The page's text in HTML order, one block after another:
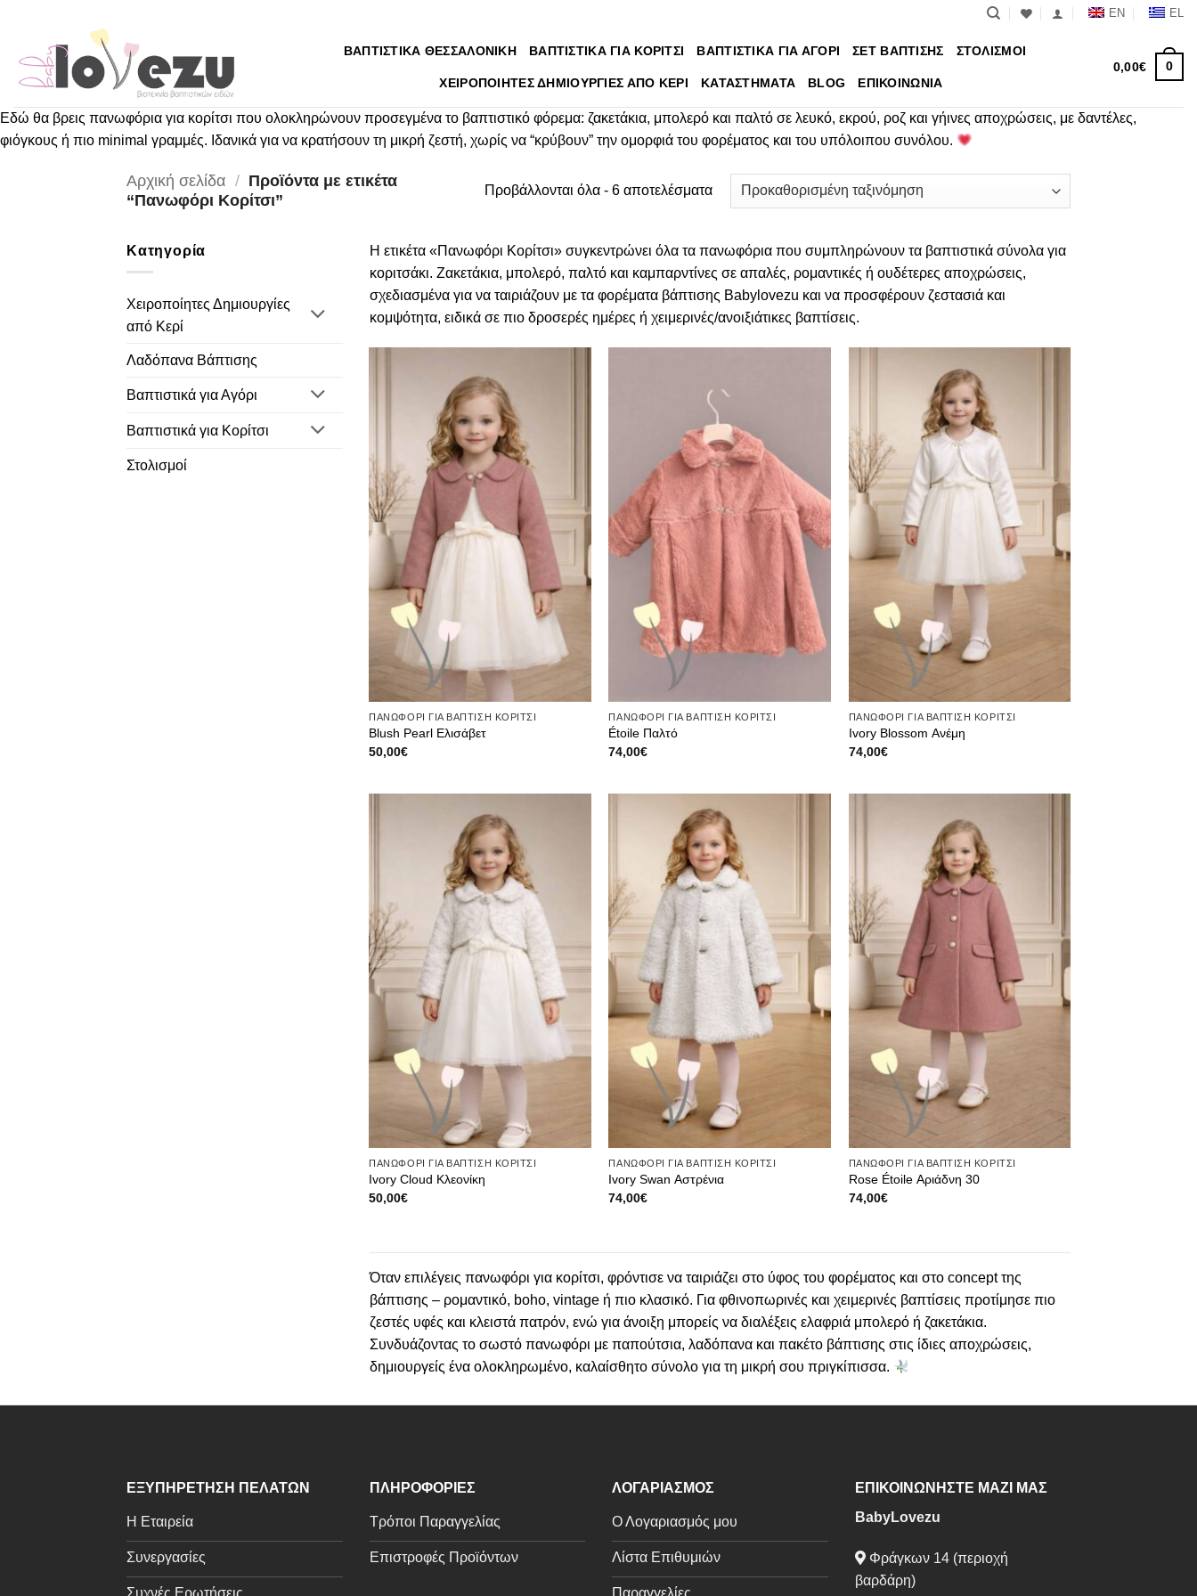
περιεχόμενο
EN EL
ΒΑΠΤΙΣΤΙΚΑ ΘΕΣΣΑΛΟΝΙΚΗ ΒΑΠΤΙΣΤΙΚΑ ΓΙΑ ΚΟΡΙΤΣΙ ΒΑΠΤΙΣΤΙΚΑ ΓΙΑ ΑΓΟΡΙ ΣΕΤ ΒΑΠΤΙΣΗΣ ΣΤΟΛΙΣΜΟΙ
ΧΕΙΡΟΠΟΙΗΤΕΣ ΔΗΜΙΟΥΡΓΙΕΣ ΑΠΟ ΚΕΡΙ ΚΑΤΑΣΤΗΜΑΤΑ BLOG ΕΠΙΚΟΙΝΩΝΙΑ
0,00€ 0
Εδώ θα βρεις πανωφόρια για κορίτσι που ολοκληρώνουν προσεγμένα το βαπτιστικό φόρεμα: ζακετάκια, μπολερό και παλτό σε λευκό, εκρού, ροζ και γήινες αποχρώσεις, με δαντέλες,
φιόγκους ή πιο minimal γραμμές. Ιδανικά για να κρατήσουν τη μικρή ζεστή, χωρίς να “κρύβουν” την ομορφιά του φορέματος και του υπόλοιπου συνόλου.
Αρχική σελίδα / Προϊόντα με ετικέτα
“Πανωφόρι Κορίτσι”
Προβάλλονται όλα - 6 αποτελέσματα
Κατηγορία
Χειροποίητες Δημιουργίες
από Κερί
Λαδόπανα Βάπτισης
Βαπτιστικά για Αγόρι
Βαπτιστικά για Κορίτσι
Στολισμοί
Η ετικέτα «Πανωφόρι Κορίτσι» συγκεντρώνει όλα τα πανωφόρια που συμπληρώνουν τα βαπτιστικά σύνολα για
κοριτσάκι. Ζακετάκια, μπολερό, παλτό και καμπαρντίνες σε απαλές, ρομαντικές ή ουδέτερες αποχρώσεις,
σχεδιασμένα για να ταιριάζουν με τα φορέματα βάπτισης Babylovezu και να προσφέρουν ζεστασιά και
κομψότητα, ειδικά σε πιο δροσερές ημέρες ή χειμερινές/ανοιξιάτικες βαπτίσεις.
ΠΑΝΩΦΟΡΙ ΓΙΑ ΒΑΠΤΙΣΗ ΚΟΡΙΤΣΙ
Blush Pearl Ελισάβετ
50,00€
ΠΑΝΩΦΟΡΙ ΓΙΑ ΒΑΠΤΙΣΗ ΚΟΡΙΤΣΙ
Étoile Παλτό
74,00€
ΠΑΝΩΦΟΡΙ ΓΙΑ ΒΑΠΤΙΣΗ ΚΟΡΙΤΣΙ
Ivory Blossom Ανέμη
74,00€
ΠΑΝΩΦΟΡΙ ΓΙΑ ΒΑΠΤΙΣΗ ΚΟΡΙΤΣΙ
Ivory Cloud Κλεονίκη
50,00€
ΠΑΝΩΦΟΡΙ ΓΙΑ ΒΑΠΤΙΣΗ ΚΟΡΙΤΣΙ
Ivory Swan Αστρένια
74,00€
ΠΑΝΩΦΟΡΙ ΓΙΑ ΒΑΠΤΙΣΗ ΚΟΡΙΤΣΙ
Rose Étoile Αριάδνη 30
74,00€
Όταν επιλέγεις πανωφόρι για κορίτσι, φρόντισε να ταιριάζει στο ύφος του φορέματος και στο concept της
βάπτισης – ρομαντικό, boho, vintage ή πιο κλασικό. Για φθινοπωρινές και χειμερινές βαπτίσεις προτίμησε πιο
ζεστές υφές και κλειστά πατρόν, ενώ για άνοιξη μπορείς να διαλέξεις ελαφριά μπολερό ή ζακετάκια.
Συνδυάζοντας το σωστό πανωφόρι με παπούτσια, λαδόπανα και πακέτο βάπτισης στις ίδιες αποχρώσεις,
δημιουργείς ένα ολοκληρωμένο, καλαίσθητο σύνολο για τη μικρή σου πριγκίπισσα.
ΕΞΥΠΗΡΕΤΗΣΗ ΠΕΛΑΤΩΝ
Η Εταιρεία
Συνεργασίες
ΠΛΗΡΟΦΟΡΙΕΣ
Τρόποι Παραγγελίας
Επιστροφές Προϊόντων
ΛΟΓΑΡΙΑΣΜΟΣ
Ο Λογαριασμός μου
Λίστα Επιθυμιών
ΕΠΙΚΟΙΝΩΝΗΣΤΕ ΜΑΖΙ ΜΑΣ
BabyLovezu
Φράγκων 14 (περιοχή
βαρδάρη)